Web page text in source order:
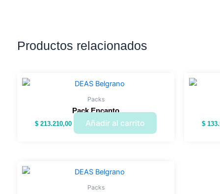
Productos relacionados
Packs
Pack Encanto
$ 213.210,00 Añadir al carrito $
Packs